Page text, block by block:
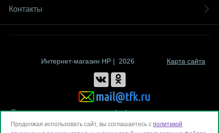
Контакты
Интернет-магазин HP | 2026 Карта сайта
Политика компании в отношении обработки персональных данных
Продолжая использовать сайт, вы соглашаетесь с политикой